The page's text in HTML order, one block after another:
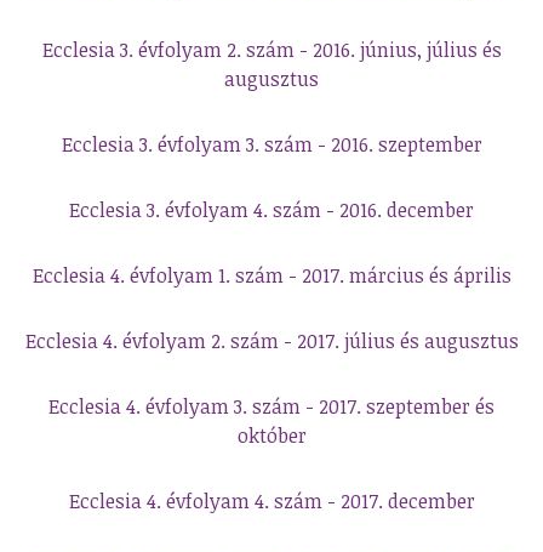
Ecclesia 3. évfolyam 2. szám - 2016. június, július és
augusztus
Ecclesia 3. évfolyam 3. szám - 2016. szeptember
Ecclesia 3. évfolyam 4. szám - 2016. december
Ecclesia 4. évfolyam 1. szám - 2017. március és április
Ecclesia 4. évfolyam 2. szám - 2017. július és augusztus
Ecclesia 4. évfolyam 3. szám - 2017. szeptember és
október
Ecclesia 4. évfolyam 4. szám - 2017. december